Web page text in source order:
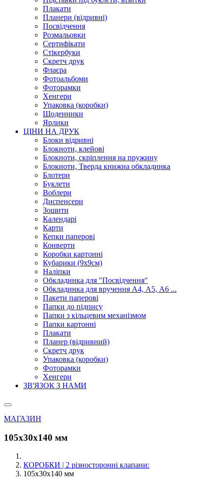
Плакати
Планери (відривні)
Посвідчення
Розмальовки
Сертифікати
Стікербуки
Скретч друк
Флаєра
Фотоальбоми
Фоторамки
Хенгери
Упаковка (коробки)
Щоденники
Ярлики
ЦІНИ НА ДРУК
Блоки відривні
Блокноти, клейові
Блокноти, скріплення на пружину
Блокноти, Тверда книжна обкладинка
Блотери
Буклети
Воблери
Диспенсери
Зошити
Календарі
Карти
Кепки паперові
Конверти
Коробки картонні
Кубарики (9х9см)
Наліпки
Обкладинка для "Посвідчення"
Обкладинка для вручення А4, А5, А6 ...
Пакети паперові
Папки до підпису
Папки з кільцевим механізмом
Папки картонні
Плакати
Планер (відривний)
Скретч друк
Упаковка (коробки)
Фоторамки
Хенгери
ЗВ'ЯЗОК З НАМИ
МАГАЗИН
105х30х140 мм
КОРОБКИ | 2 різносторонні клапани:
105х30х140 мм